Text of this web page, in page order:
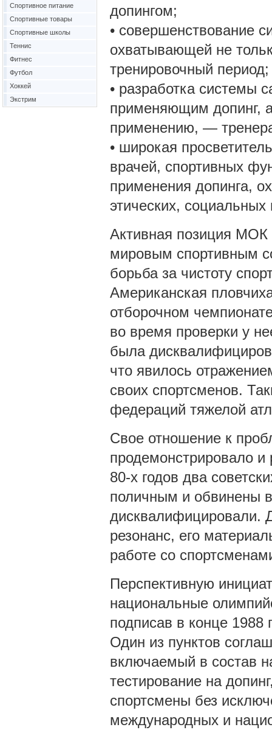
допингом;
• совершенствование
охватывающей не
тренировочный период;
• разработка системы
применяющим допинг,
применению, —
• широкая
врачей, спортивных
применения допинга,
этических,
Активная позиция МОК
мировым спортивным
борьба за чистоту
Американская
отборочном
во время проверки у
была
что явилось
своих спортсменов.
федераций тяжелой
Свое отношение к
продемонстрировало и
80-х годов два
поличным и обвинены
дисквалифицировали.
резонанс, его
работе со
Перспективную
национальные
подписав в конце 1988
Один из пунктов
включаемый в состав
тестирование на
спортсмены без
международных и
Спортивное питание
Спортивные товары
Спортивные школы
Теннис
Фитнес
Футбол
Хоккей
Экстрим